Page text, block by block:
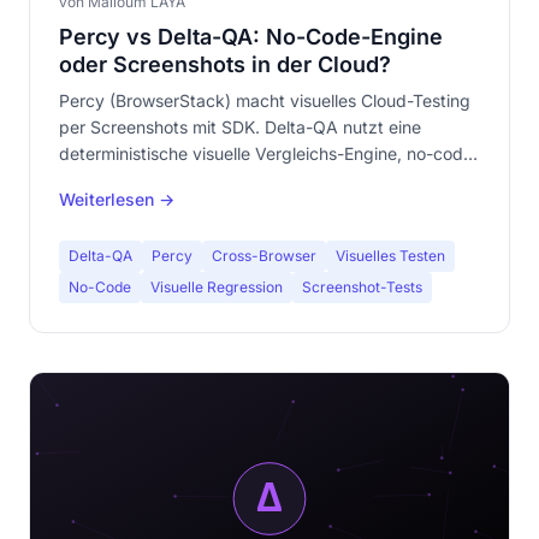
Percy vs Delta-QA: No-Code-Engine
oder Screenshots in der Cloud?
Percy (BrowserStack) macht visuelles Cloud-Testing
per Screenshots mit SDK. Delta-QA nutzt eine
deterministische visuelle Vergleichs-Engine, no-code
lokal.
Weiterlesen →
Delta-QA Percy Cross-Browser
Visuelles Testen
No-Code
Visuelle Regression Screenshot-Tests